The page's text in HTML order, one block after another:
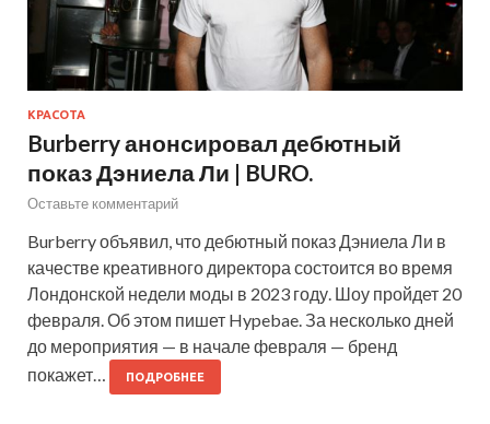
КРАСОТА
Burberry анонсировал дебютный
показ Дэниела Ли | BURO.
Оставьте комментарий
Burberry объявил, что дебютный показ Дэниела Ли в
качестве креативного директора состоится во время
Лондонской недели моды в 2023 году. Шоу пройдет 20
февраля. Об этом пишет Hypebae. За несколько дней
до мероприятия — в начале февраля — бренд
покажет…
ПОДРОБНЕЕ